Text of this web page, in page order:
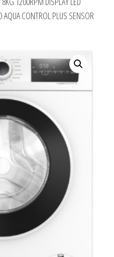
AQUA CONTROL PLUS SENSOR